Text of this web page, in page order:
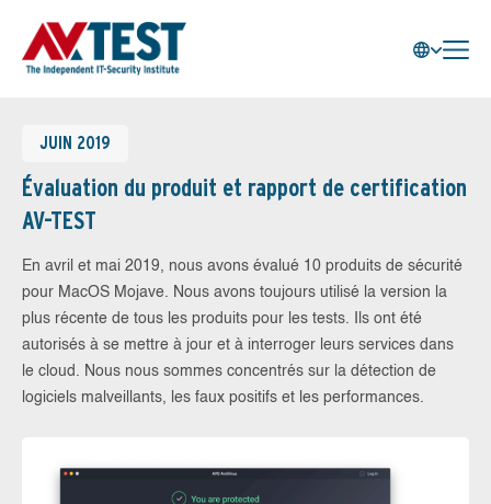
JUIN 2019
Évaluation du produit et rapport de certification
AV-TEST
En avril et mai 2019, nous avons évalué 10 produits de sécurité
pour MacOS Mojave. Nous avons toujours utilisé la version la
plus récente de tous les produits pour les tests. Ils ont été
autorisés à se mettre à jour et à interroger leurs services dans
le cloud. Nous nous sommes concentrés sur la détection de
logiciels malveillants, les faux positifs et les performances.